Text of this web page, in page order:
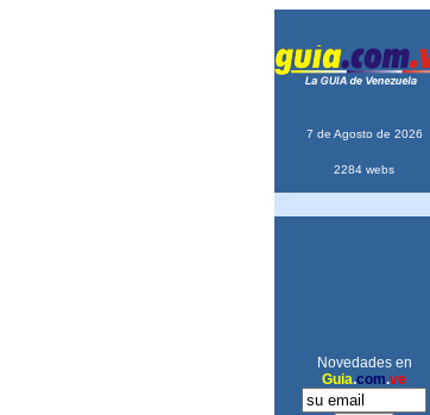
7 de Agosto de 2026
2284 webs
Novedades en
Guia.com.ve